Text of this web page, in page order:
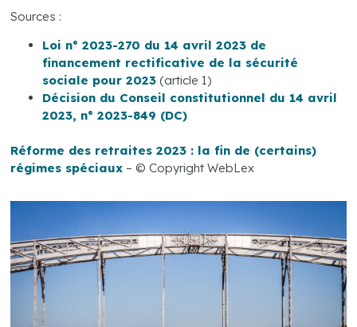
Sources :
Loi n° 2023-270 du 14 avril 2023 de
financement rectificative de la sécurité
sociale pour 2023 (article 1)
Décision du Conseil constitutionnel du 14 avril
2023, n° 2023-849 (DC)
Réforme des retraites 2023 : la fin de (certains)
régimes spéciaux – © Copyright WebLex